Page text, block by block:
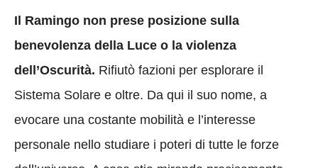
Il Ramingo non prese posizione sulla
benevolenza della Luce o la violenza
dell’Oscurità. Rifiutò fazioni per esplorare il
Sistema Solare e oltre. Da qui il suo nome, a
evocare una costante mobilità e l’interesse
personale nello studiare i poteri di tutte le forze